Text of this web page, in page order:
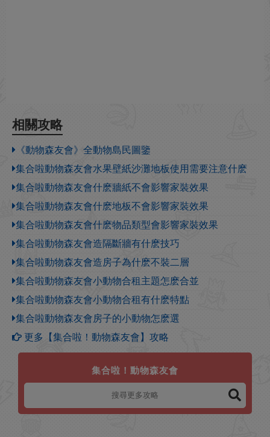
相關攻略
《動物森友會》全動物島民圖鑒
集合啦動物森友會水果壁紙沙灘地板使用需要注意什麽
集合啦動物森友會什麽牆紙不會影響家裝效果
集合啦動物森友會什麽地板不會影響家裝效果
集合啦動物森友會什麽物品類型會影響家裝效果
集合啦動物森友會造隔斷牆有什麽技巧
集合啦動物森友會造房子為什麽不裝二層
集合啦動物森友會小動物合租主題怎麽合並
集合啦動物森友會小動物合租有什麽特點
集合啦動物森友會房子的小動物怎麽選
更多【集合啦！動物森友會】攻略
集合啦！動物森友會